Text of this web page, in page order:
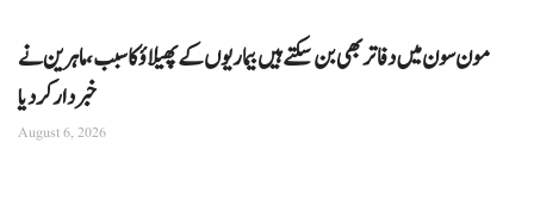
مون سون میں دفاتر بھی بن سکتے ہیں بیماریوں کے پھیلاؤ کا سبب، ماہرین نے
خبردار کر دیا
August 6, 2026